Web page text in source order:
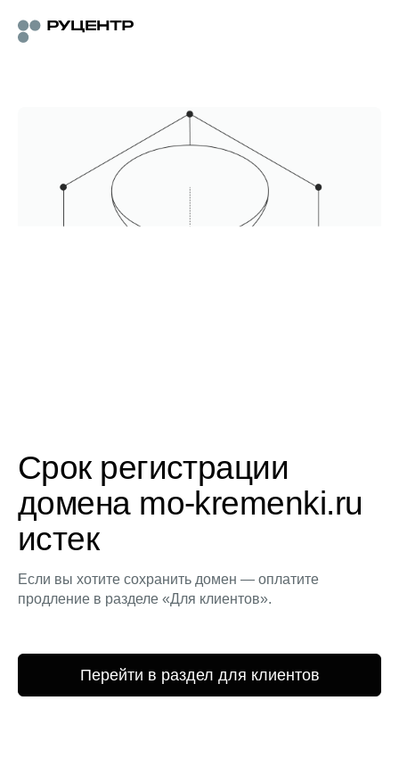
Срок регистрации
домена mo-kremenki.ru
истек
Если вы хотите сохранить домен — оплатите
продление в разделе «Для клиентов».
Перейти в раздел для клиентов